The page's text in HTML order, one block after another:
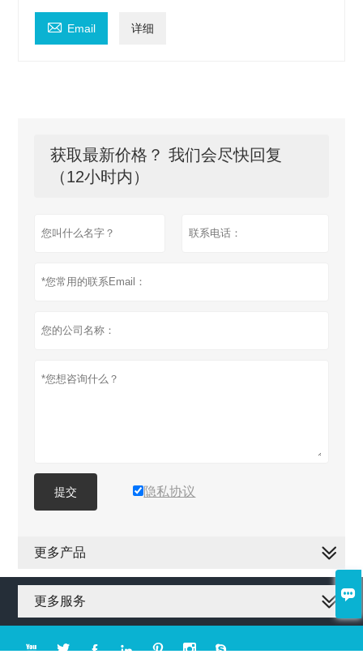

 Email 详细
获取最新价格？ 我们会尽快回复
（12小时内）
提交 隐私协议
更多产品
更多服务
      